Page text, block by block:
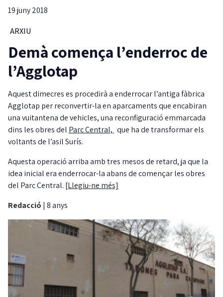
19 juny 2018
ARXIU
Demà comença l’enderroc de
l’Agglotap
Aquest dimecres es procedirà a enderrocar l’antiga fàbrica
Agglotap per reconvertir-la en aparcaments que encabiran
una vuitantena de vehicles, una reconfiguració emmarcada
dins les obres del Parc Central, que ha de transformar els
voltants de l’asil Surís.
Aquesta operació arriba amb tres mesos de retard, ja que la
idea inicial era enderrocar-la abans de començar les obres
del Parc Central. [Llegiu-ne més]
Redacció | 8 anys